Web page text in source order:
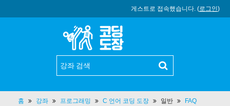
게스트로 접속했습니다. (로그인)
홈 강좌 프로그래밍 C 언어 코딩 도장 일반 FAQ